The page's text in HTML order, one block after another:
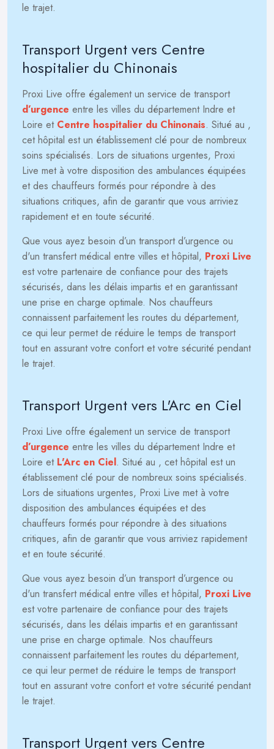
le trajet.
Transport Urgent vers Centre
hospitalier du Chinonais
Proxi Live offre également un service de transport
d’urgence entre les villes du département Indre et
Loire et Centre hospitalier du Chinonais. Situé au ,
cet hôpital est un établissement clé pour de nombreux
soins spécialisés. Lors de situations urgentes, Proxi
Live met à votre disposition des ambulances équipées
et des chauffeurs formés pour répondre à des
situations critiques, afin de garantir que vous arriviez
rapidement et en toute sécurité.
Que vous ayez besoin d’un transport d’urgence ou
d'un transfert médical entre villes et hôpital, Proxi Live
est votre partenaire de confiance pour des trajets
sécurisés, dans les délais impartis et en garantissant
une prise en charge optimale. Nos chauffeurs
connaissent parfaitement les routes du département,
ce qui leur permet de réduire le temps de transport
tout en assurant votre confort et votre sécurité pendant
le trajet.
Transport Urgent vers L'Arc en Ciel
Proxi Live offre également un service de transport
d’urgence entre les villes du département Indre et
Loire et L'Arc en Ciel. Situé au , cet hôpital est un
établissement clé pour de nombreux soins spécialisés.
Lors de situations urgentes, Proxi Live met à votre
disposition des ambulances équipées et des
chauffeurs formés pour répondre à des situations
critiques, afin de garantir que vous arriviez rapidement
et en toute sécurité.
Que vous ayez besoin d’un transport d’urgence ou
d'un transfert médical entre villes et hôpital, Proxi Live
est votre partenaire de confiance pour des trajets
sécurisés, dans les délais impartis et en garantissant
une prise en charge optimale. Nos chauffeurs
connaissent parfaitement les routes du département,
ce qui leur permet de réduire le temps de transport
tout en assurant votre confort et votre sécurité pendant
le trajet.
Transport Urgent vers Centre